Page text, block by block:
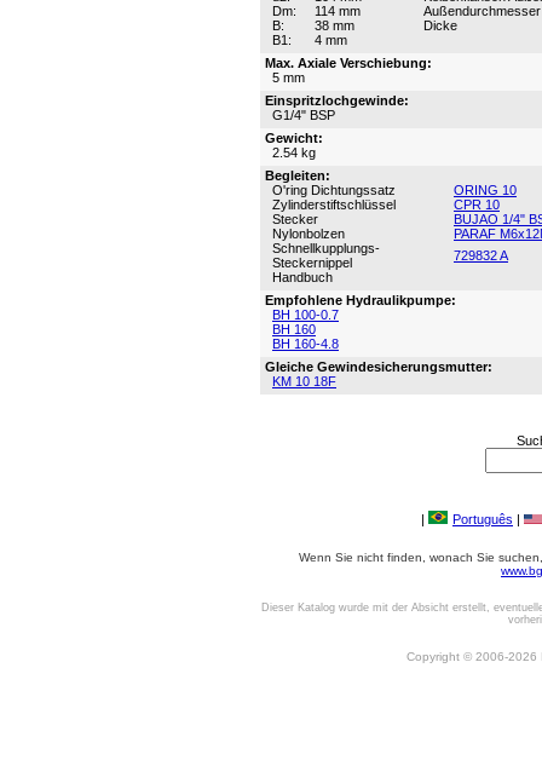
Dm:
114 mm
Außendurchmesser
B:
38 mm
Dicke
B1:
4 mm
Max. Axiale Verschiebung:
5 mm
Einspritzlochgewinde:
G1/4" BSP
Gewicht:
2.54 kg
Begleiten:
O'ring Dichtungssatz
ORING 10
Zylinderstiftschlüssel
CPR 10
Stecker
BUJAO 1/4"
Nylonbolzen
PARAF
Schnellkupplungs-
Steckernippel
729832 A
Handbuch
Empfohlene Hydraulikpumpe:
BH 100-0.7
BH 160
BH 160-4.8
Gleiche Gewindesicherungsmutter:
KM 10 18F
| Português |
Wenn Sie nicht finden, wonach Sie
Dieser Katalog wurde mit der Absicht erstellt,
Copyright © 2006-2026